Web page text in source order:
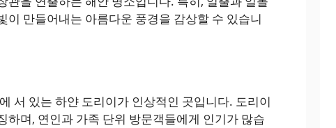
만들어내는 아름다운 풍경을 감상할 수 있습니
서 있는 하얀 도리이가 인상적인 곳입니다. 도리이
며, 연인과 가족 단위 방문객들에게 인기가 많습